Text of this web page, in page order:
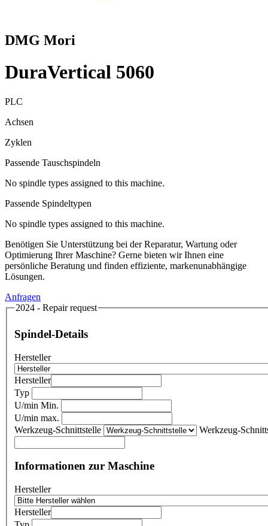
DMG Mori
DuraVertical 5060
PLC
Achsen
Zyklen
Passende Tauschspindeln
No spindle types assigned to this machine.
Passende Spindeltypen
No spindle types assigned to this machine.
Benötigen Sie Unterstützung bei der Reparatur, Wartung oder
Optimierung Ihrer Maschine? Gerne bieten wir Ihnen eine
persönliche Beratung und finden effiziente, markenunabhängige
Lösungen.
Anfragen
2024 - Repair request
Spindel-Details
Hersteller
Hersteller
Typ
U/min Min.
U/min max.
Werkzeug-Schnittstelle
Werkzeug-
Informationen zur Maschine
Hersteller
Hersteller